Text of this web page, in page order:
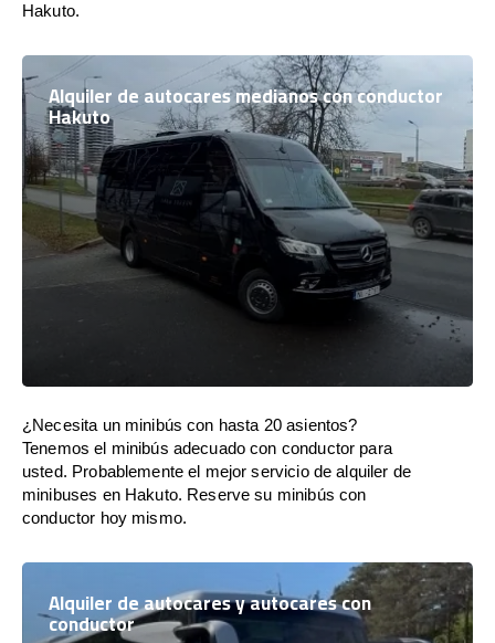
Hakuto.
Alquiler de autocares medianos con conductor
Hakuto
¿Necesita un minibús con hasta 20 asientos?
Tenemos el minibús adecuado con conductor para
usted. Probablemente el mejor servicio de alquiler de
minibuses en Hakuto. Reserve su minibús con
conductor hoy mismo.
Alquiler de autocares y autocares con
conductor